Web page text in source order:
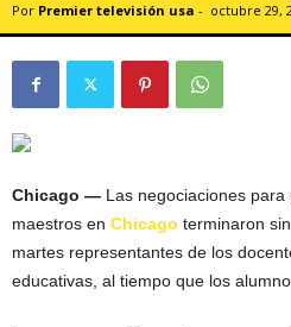
Por Premier televisión usa - octubre 29,
Chicago — Las negociaciones
maestros en Chicago terminaron
martes representantes de los
educativas, al tiempo que los